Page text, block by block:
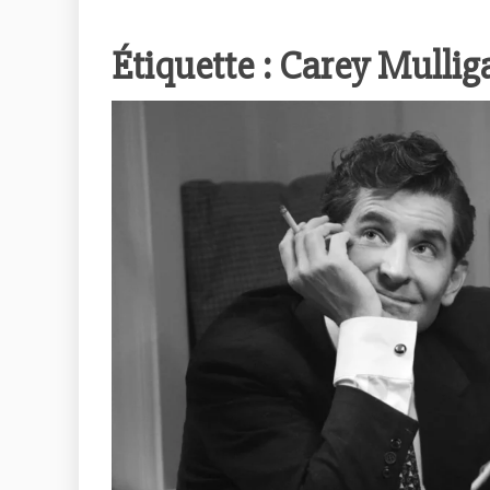
Étiquette : Carey